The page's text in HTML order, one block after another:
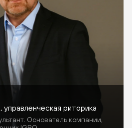
риторика
Основатель компании,